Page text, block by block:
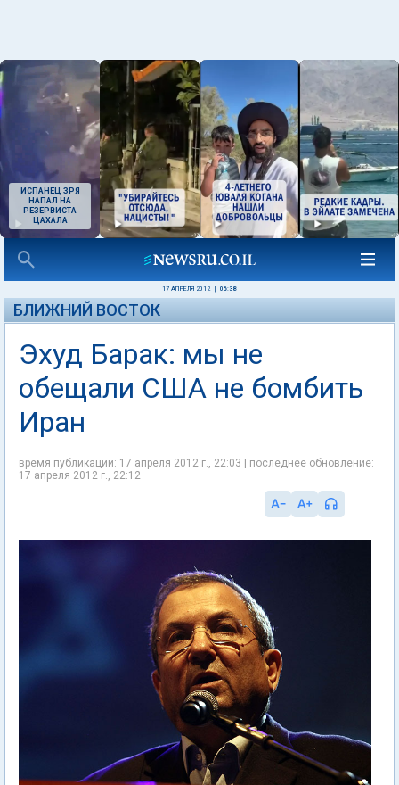
ИСПАНЕЦ ЗРЯ
НАПАЛ НА
РЕЗЕРВИСТА
ЦАХАЛА
17 АПРЕЛЯ 2012 06:38
БЛИЖНИЙ ВОСТОК
Эхуд Барак: мы не
обещали США не бомбить
Иран
время публикации: 17 апреля 2012 г., 22:03 | последнее обновление:
17 апреля 2012 г., 22:12